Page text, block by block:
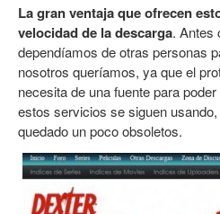
La gran ventaja que ofrecen
velocidad de la descarga. Antes
dependíamos de otras personas
nosotros queríamos, ya que el
necesita de una fuente para
estos servicios se siguen
quedado un poco obsoletos.